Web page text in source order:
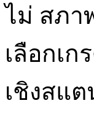
ไม่ สภ
เลือกเ
เชิงสแ